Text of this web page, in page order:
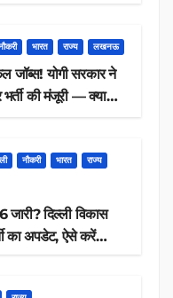
भारत राज्य लखनऊ
जॉब्स! योगी सरकार ने
की मंजूरी — क्या
नौकरी भारत राज्य
दिल्ली विकास
का अपडेट, ऐसे करें